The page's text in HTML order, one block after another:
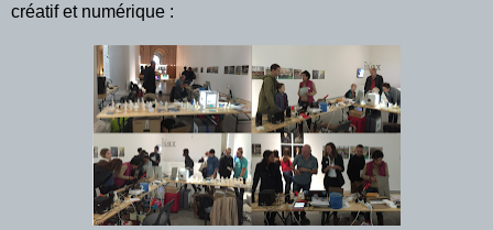
créatif et numérique :